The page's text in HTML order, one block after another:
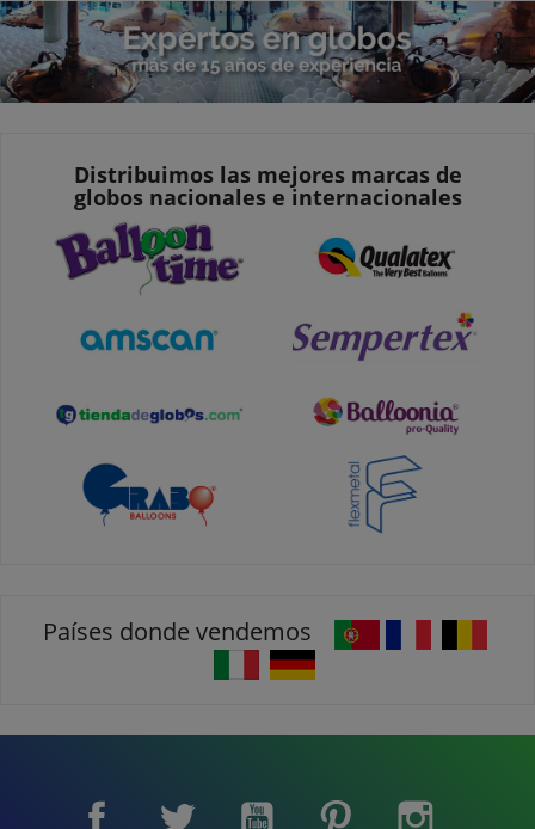
Distribuimos las mejores marcas de
globos nacionales e internacionales
Países donde vendemos
Facebook Twitter YouTube Pinterest